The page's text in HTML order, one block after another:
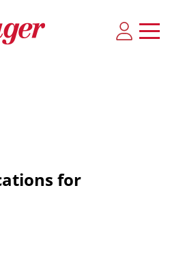
for